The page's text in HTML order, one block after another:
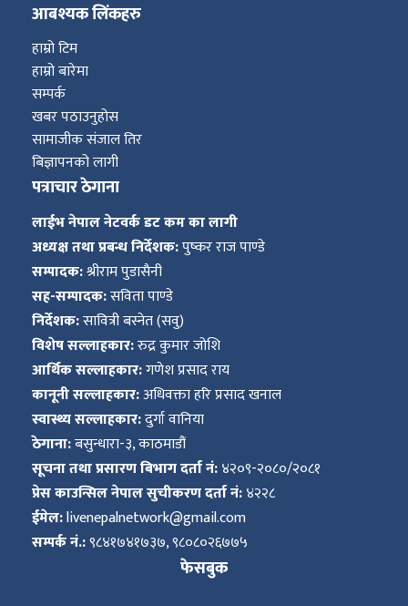
आबश्यक लिंकहरु
हाम्रो टिम
हाम्रो बारेमा
सम्पर्क
खबर पठाउनुहोस
सामाजीक संजाल तिर
बिज्ञापनको लागी
पत्राचार ठेगाना
लाईभ नेपाल नेटवर्क डट कम का लागी
अध्यक्ष तथा प्रबन्ध निर्देशक:पुष्कर राज पाण्डे
सम्पादक:श्रीराम पुडासैनी
सह-सम्पादक:सविता पाण्डे
निर्देशक:सावित्री बस्नेत (सवु)
विशेष सल्लाहकार:रुद्र कुमार जोशि
आर्थिक सल्लाहकार:गणेश प्रसाद राय
कानूनी सल्लाहकार:अधिवक्ता हरि प्रसाद खनाल
स्वास्थ्य सल्लाहकार:दुर्गा वानिया
ठेगाना:बसुन्धारा-३, काठमाडौं
सूचना तथा प्रसारण बिभाग दर्ता नं:४२०९-२०८०/२०८१
प्रेस काउन्सिल नेपाल सुचीकरण दर्ता नं:४२२८
ईमेल:livenepalnetwork@gmail.com
सम्पर्क नं.:९८४१७४१७३७, ९८०८०२६७७५
फेसबुक